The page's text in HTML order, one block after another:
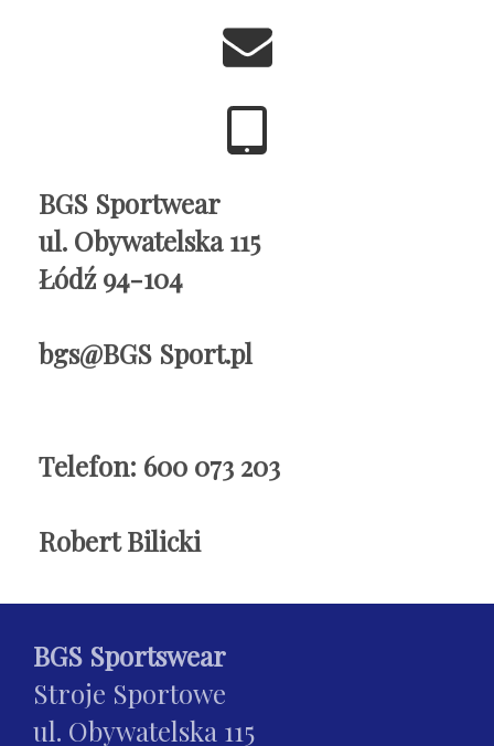
BGS Sportwear
ul. Obywatelska 115
Łódź 94-104
bgs@BGS Sport.pl
Telefon: 600 073 203
Robert Bilicki
BGS Sportswear
Stroje Sportowe
ul. Obywatelska 115